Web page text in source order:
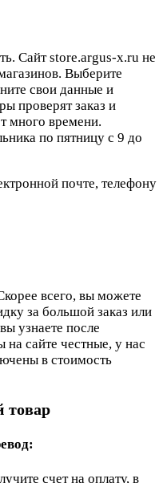
Сайт store.argus-x.ru не
Выберите
свои данные и
проверят заказ и
много времени.
по пятницу с 9 до
почте, телефону
всего, вы можете
за большой заказ или
узнаете после
на сайте честные, у нас
в стоимость
товар
счет на оплату, в